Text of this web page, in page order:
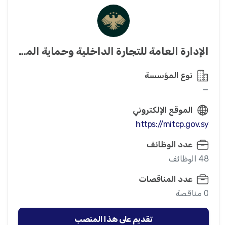
الإدارة العامة للتجارة الداخلية وحماية المستهلك
نوع المؤسسة
—
الموقع الإلكتروني
https://mitcp.gov.sy
عدد الوظائف
48 الوظائف
عدد المناقصات
0 مناقصة
تقديم على هذا المنصب